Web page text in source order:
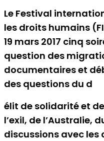
Le Festival
les droits humains
19 mars 2017 cinq
question des
documentaires et
des questions du d
élit de solidarité et
l’exil, de l’Australie,
discussions avec les